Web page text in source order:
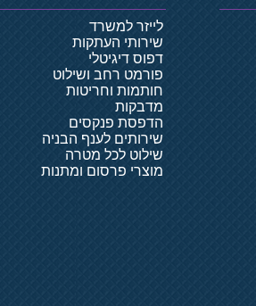
לייזר למשרד
שירותי העתקות
דפוס דיגיטלי
פורמט רחב ושילוט
חותמות וחריטות
מדבקות
הדפסת פנקסים
שירותים לענף הבניה
שילוט לכל מטרה
מוצרי פרסום ומתנות